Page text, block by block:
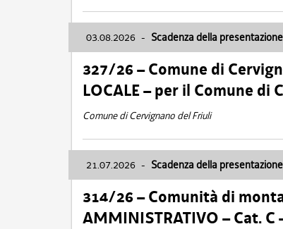
03.08.2026 - Scadenza della
327/26 – Comune di
LOCALE – per il Comune di
Comune di Cervignano del Friuli
21.07.2026 - Scadenza della
314/26 – Comunità di
AMMINISTRATIVO – Cat.